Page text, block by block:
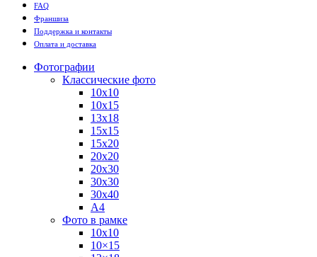
FAQ
Франшиза
Поддержка и контакты
Оплата и доставка
Фотографии
Классические фото
10х10
10х15
13х18
15х15
15х20
20х20
20х30
30х30
30х40
А4
Фото в рамке
10х10
10×15